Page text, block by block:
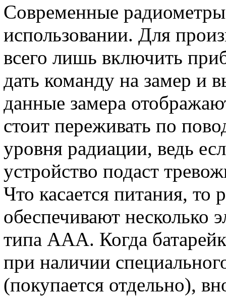
Современные
использовании. Для
всего лишь включить
дать команду на замер и
данные замера
стоит переживать по
уровня радиации, ведь
устройство подаст
Что касается питания, то
обеспечивают несколько
типа ААА. Когда
при наличии
(покупается отдельно),